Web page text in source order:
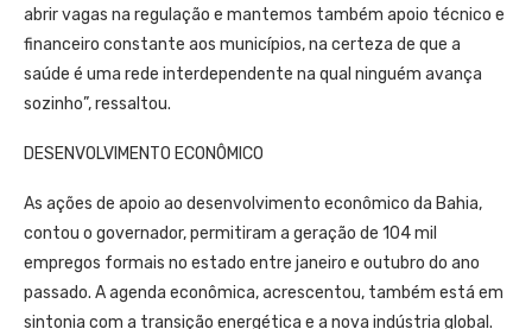
abrir vagas na regulação e mantemos também apoio técnico e
financeiro constante aos municípios, na certeza de que a
saúde é uma rede interdependente na qual ninguém avança
sozinho”, ressaltou.
DESENVOLVIMENTO ECONÔMICO
As ações de apoio ao desenvolvimento econômico da Bahia,
contou o governador, permitiram a geração de 104 mil
empregos formais no estado entre janeiro e outubro do ano
passado. A agenda econômica, acrescentou, também está em
sintonia com a transição energética e a nova indústria global.